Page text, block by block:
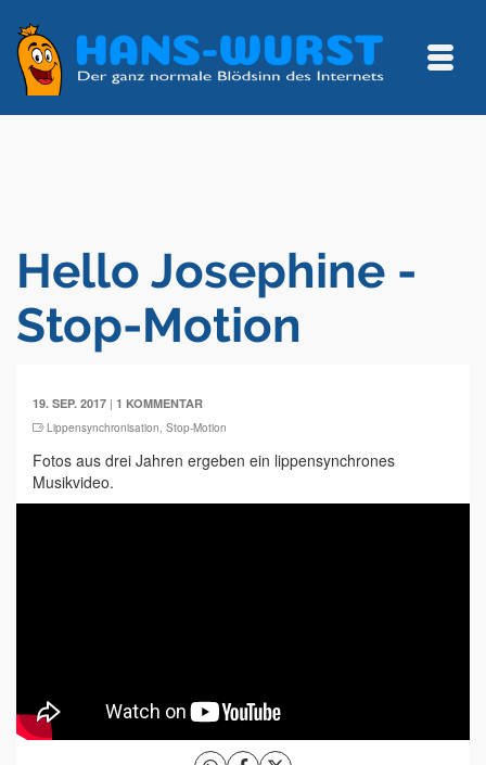
Hello Josephine -
Stop-Motion
19. SEP. 2017 | 1 KOMMENTAR
Lippensynchronisation, Stop-Motion
Fotos aus drei Jahren ergeben ein lippensynchrones
Musikvideo.